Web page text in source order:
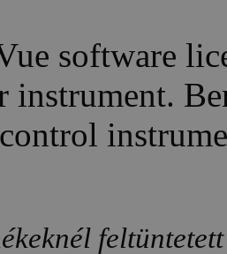
software
instrument.